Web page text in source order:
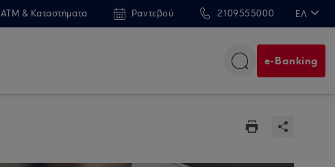
ATM & Καταστήματα Ραντεβού 2109555000 ΕΛ
e-Banking